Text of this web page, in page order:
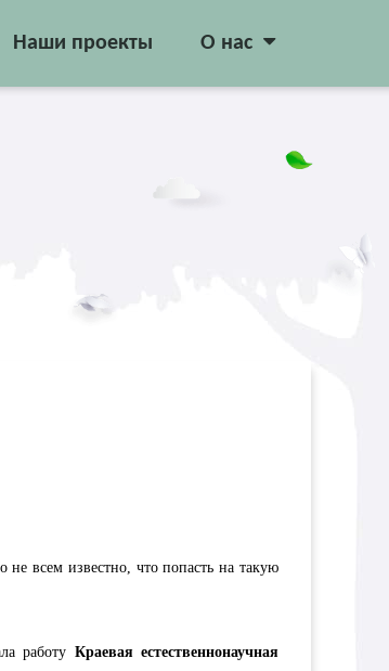
Наши проекты О нас
всем известно, что попасть на такую
работу Краевая естественнонаучная